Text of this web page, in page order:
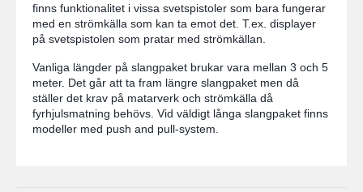
finns funktionalitet i vissa svetspistoler som bara fungerar
med en strömkälla som kan ta emot det. T.ex. displayer
på svetspistolen som pratar med strömkällan.
Vanliga längder på slangpaket brukar vara mellan 3 och 5
meter. Det går att ta fram längre slangpaket men då
ställer det krav på matarverk och strömkälla då
fyrhjulsmatning behövs. Vid väldigt långa slangpaket finns
modeller med push and pull-system.